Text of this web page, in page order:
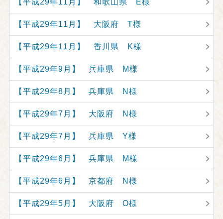
【平成29年11月】 和歌山県 E様
【平成29年11月】 大阪府 T様
【平成29年11月】 香川県 K様
【平成29年9月】 兵庫県 M様
【平成29年8月】 兵庫県 N様
【平成29年7月】 大阪府 N様
【平成29年7月】 兵庫県 Y様
【平成29年6月】 兵庫県 M様
【平成29年6月】 京都府 N様
【平成29年5月】 大阪府 O様